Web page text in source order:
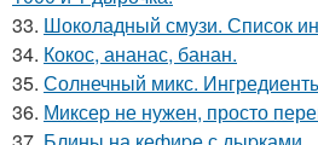
33. Шоколадный смузи. Список
34. Кокос, ананас, банан.
35. Солнечный микс.
36. Миксеp не нужен, просто